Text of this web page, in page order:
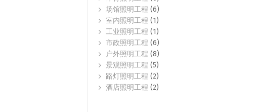
场馆照明工程 (6)
室内照明工程 (1)
工业照明工程 (1)
市政照明工程 (6)
户外照明工程 (8)
景观照明工程 (5)
路灯照明工程 (2)
酒店照明工程 (2)